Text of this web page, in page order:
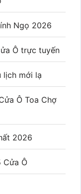
Ngọ 2026
Ô trực tuyến
lịch mới lạ
Ô Toa Chợ
2026
Cửa Ô